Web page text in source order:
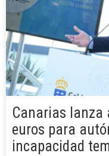
Canarias lanza
euros para
incapacidad